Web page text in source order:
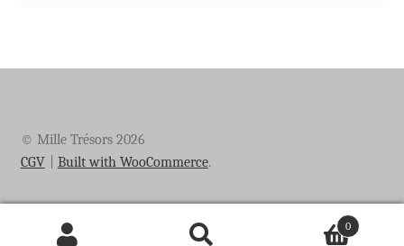
© Mille Trésors 2026
CGV
Built with WooCommerce.
0